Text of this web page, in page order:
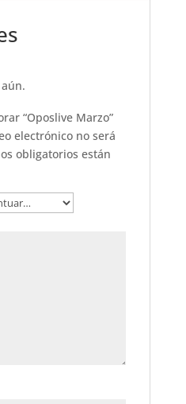
“Oposlive Marzo”
electrónico no será
obligatorios están